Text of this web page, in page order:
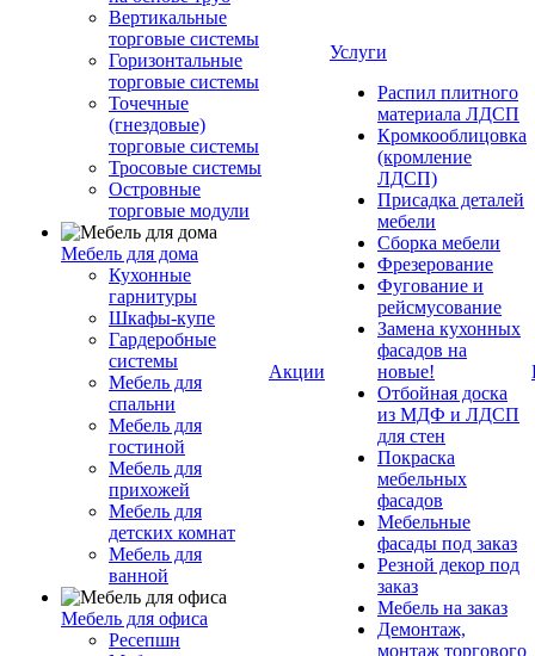
Вертикальные
торговые системы
Горизонтальные
торговые системы
Точечные
(гнездовые)
торговые системы
Тросовые системы
Островные
торговые модули
Мебель для дома
Кухонные
гарнитуры
Шкафы-купе
Гардеробные
системы
Мебель для
спальни
Мебель для
гостиной
Мебель для
прихожей
Мебель для
детских комнат
Мебель для
ванной
Мебель для офиса
Ресепшн
Акции
Услуги
Распил плитного
материала ЛДСП
Кромкооблицовка
(кромление
ЛДСП)
Присадка деталей
мебели
Сборка мебели
Фрезерование
Фугование и
рейсмусование
Замена кухонных
фасадов на
новые!
Отбойная доска
из МДФ и ЛДСП
для стен
Покраска
мебельных
фасадов
Мебельные
фасады под заказ
Резной декор под
заказ
Мебель на заказ
Демонтаж,
монтаж торгового